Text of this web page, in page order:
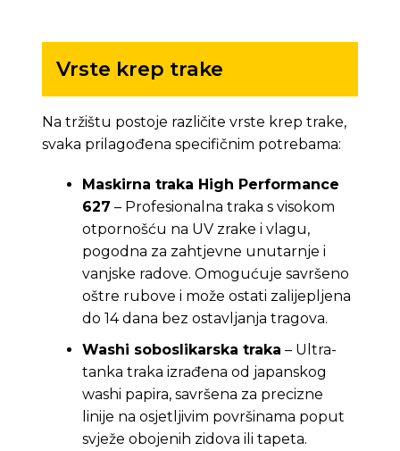
Vrste krep trake
Na tržištu postoje različite vrste krep trake,
svaka prilagođena specifičnim potrebama:
Maskirna traka High Performance
627 – Profesionalna traka s visokom
otpornošću na UV zrake i vlagu,
pogodna za zahtjevne unutarnje i
vanjske radove. Omogućuje savršeno
oštre rubove i može ostati zalijepljena
do 14 dana bez ostavljanja tragova.
Washi soboslikarska traka – Ultra-
tanka traka izrađena od japanskog
washi papira, savršena za precizne
linije na osjetljivim površinama poput
svježe obojenih zidova ili tapeta.